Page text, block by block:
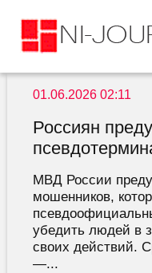
01.06.2026 02:11
Россиян
МВД России
мошенников,
убедить людей в
своих действий.
—...